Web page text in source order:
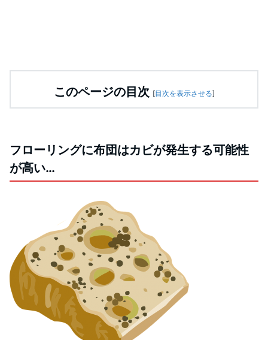
このページの目次 [目次を表示させる]
フローリングに布団はカビが発生する可能性
が高い…